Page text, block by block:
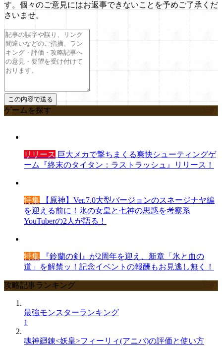
す。個々のご意見にはお返事できないことを予めご了承くだ
さいませ。
ゲームを探す
リリース 巨大メカで撃ちまくる爽快シューティングゲ
ーム『終末のタイタン：ラストラッシュ』リリース！
特集 【原神】Ver.7.0大型バージョンのスネージナヤ編
を迎える前に！氷の女皇と七神の思惑を考察系
YouTuberの2人が語る！
特集 『鈴蘭の剣』が2周年を迎え、新章「氷と血の
道」を解禁ッ！記念イベントの報酬もお見逃し無く！
攻略記事ランキング
最強モンスターランキング
1
魂神廻錬<妖皇>フィーリィ(アニバ)の評価と使い方